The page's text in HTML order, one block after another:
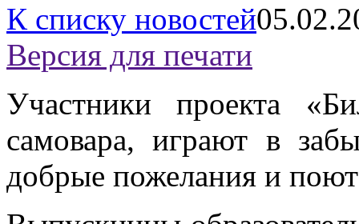
К списку новостей
Версия для печати
Участники проекта
самовара, играют в
добрые пожелания и